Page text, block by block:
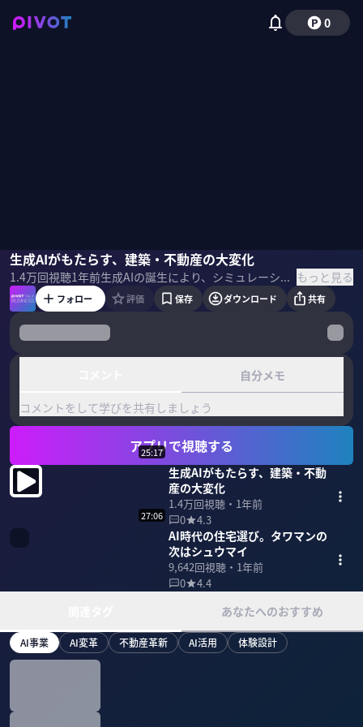
0
生成AIがもたらす、建築・不動産の大変化
1.4万回視聴1年前 生成AIの誕生により、シミュレーションの精度と速度が大きく進化。建築と住宅購入のあり方が大きく変わっている。今起きている変化と、今後の住宅選びのヒントを、建築家で起業家の谷尻誠氏に聞いた。 もっと見る
谷尻誠佐々木紀彦
フォロー 評価 保存 ダウンロード 共有
自分メモ
コメントをして学びを共有しましょう
アプリで視聴する
25:17
生成AIがもたらす、建築・不動
産の大変化
1.4万回視聴・ 1年前
0
4.3
27:06
AI時代の住宅選び。タワマンの
次はシュウマイ
9,642回視聴・ 1年前
0
4.4
あなたへのおすすめ
AI事業 AI変革 不動産革新 AI活用 体験設計